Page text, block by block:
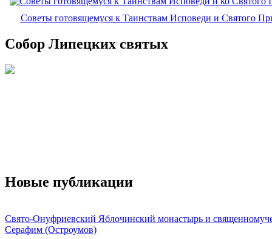
Советы готовящемуся к Таинствам Исповеди и Святого
Собор Липецких святых
Новые публикации
Свято-Онуфриевский Яблочинский монастырь и
Серафим (Остроумов)